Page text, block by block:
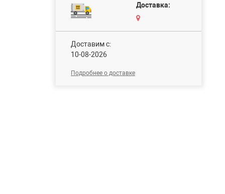
Доставка:
Доставим c:
10-08-2026
Подробнее о доставке